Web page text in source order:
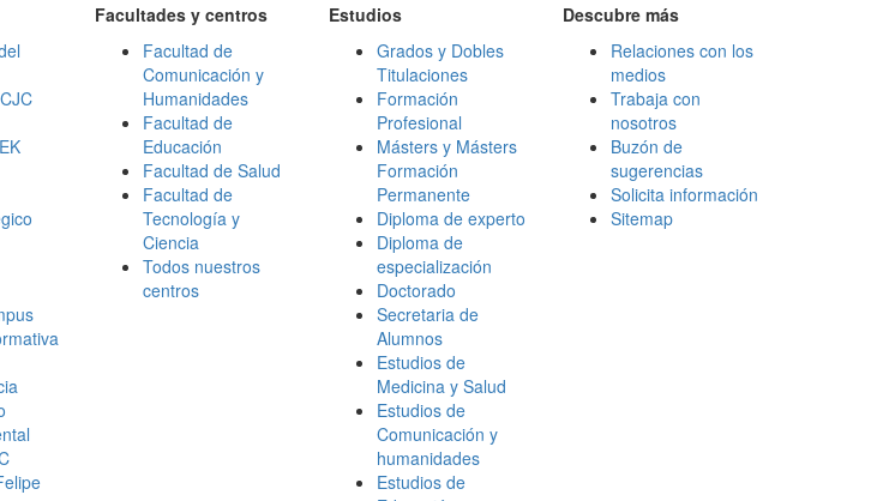
Facultades y centros
Facultad de
Comunicación y
Humanidades
Facultad de
Educación
Facultad de Salud
Facultad de
Tecnología y
Ciencia
Todos nuestros
centros
Estudios
Grados y Dobles
Titulaciones
Formación
Profesional
Másters y Másters
Formación
Permanente
Diploma de experto
Diploma de
especialización
Doctorado
Secretaria de
Alumnos
Estudios de
Medicina y Salud
Estudios de
Comunicación y
humanidades
Estudios de
Descubre más
Relaciones con los
medios
Trabaja con
nosotros
Buzón de
sugerencias
Solicita información
Sitemap